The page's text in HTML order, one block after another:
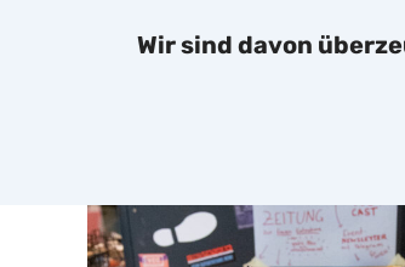
Wir sind davon